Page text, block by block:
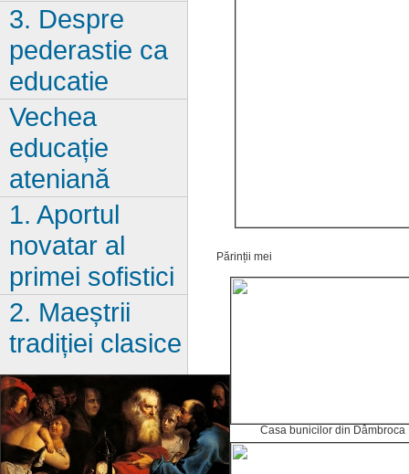
Părinții mei
Casa bunicilor din Dâmbroca
3. Despre
pederastie ca
educatie
Vechea
educație
ateniană
1. Aportul
novatar al
primei sofistici
2. Maeștrii
tradiției clasice